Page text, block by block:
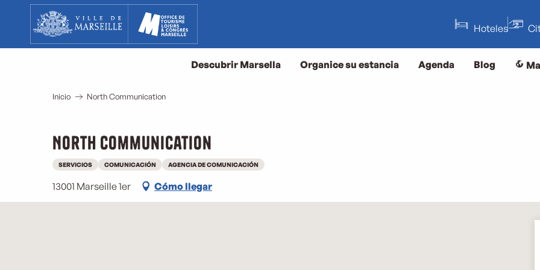
contenu
principal
Hoteles
Descubrir Marsella Organice su estancia Agenda Blog
Inicio North Communication
North Communication
SERVICIOS COMUNICACIÓN AGENCIA DE COMUNICACIÓN
13001 Marseille 1er Cómo llegar